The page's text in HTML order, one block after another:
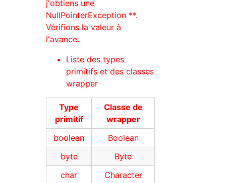
j'obtiens une
NullPointerException **.
Vérifions la valeur à
l'avance.
Liste des types
primitifs et des classes
wrapper
Type
primitif
Classe de
wrapper
boolean
Boolean
byte
Byte
char
Character